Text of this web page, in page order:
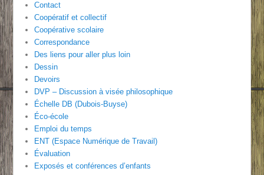
Contact
Coopératif et collectif
Coopérative scolaire
Correspondance
Des liens pour aller plus loin
Dessin
Devoirs
DVP – Discussion à visée philosophique
Échelle DB (Dubois-Buyse)
Éco-école
Emploi du temps
ENT (Espace Numérique de Travail)
Évaluation
Exposés et conférences d’enfants